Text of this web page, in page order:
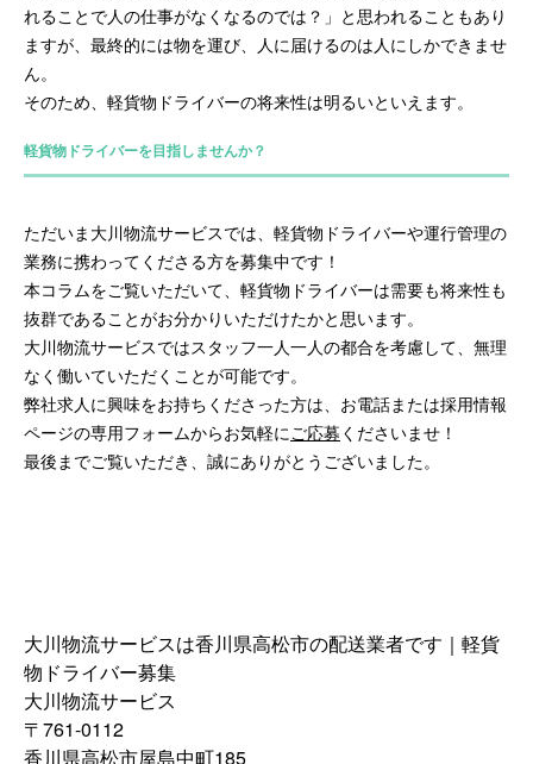
れることで人の仕事がなくなるのでは？」と思われることもあり
ますが、最終的には物を運び、人に届けるのは人にしかできませ
ん。
そのため、軽貨物ドライバーの将来性は明るいといえます。
軽貨物ドライバーを目指しませんか？
ただいま大川物流サービスでは、軽貨物ドライバーや運行管理の
業務に携わってくださる方を募集中です！
本コラムをご覧いただいて、軽貨物ドライバーは需要も将来性も
抜群であることがお分かりいただけたかと思います。
大川物流サービスではスタッフ一人一人の都合を考慮して、無理
なく働いていただくことが可能です。
弊社求人に興味をお持ちくださった方は、お電話または採用情報
ページの専用フォームからお気軽にご応募 くださいませ！
最後までご覧いただき、誠にありがとうございました。
大川物流サービスは香川県高松市の配送業者です｜軽貨
物ドライバー募集
大川物流サービス
〒761-0112
香川県高松市屋島中町185